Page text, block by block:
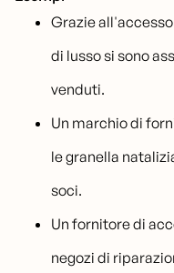
Grazie
di lusso si sono
venduti.
Un marchio di
le granella
soci.
Un fornitore di
negozi di